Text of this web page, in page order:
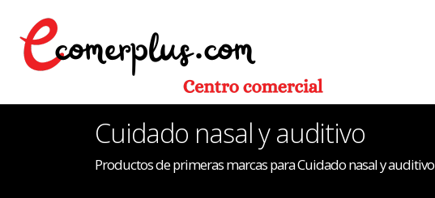
Cuidado nasal y auditivo
Productos de primeras marcas para Cuidado nasal y auditivo